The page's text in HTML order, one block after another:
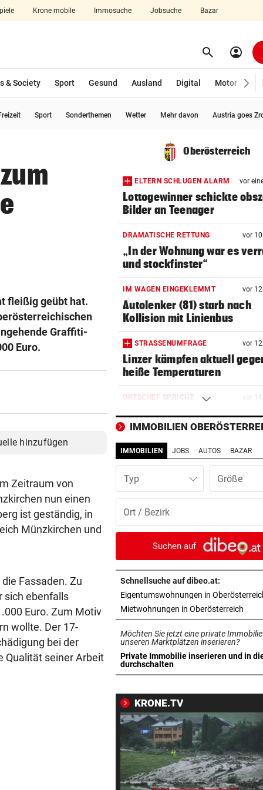
Krone mobile Immosuche Jobsuche Bazar
aufklappen search Suchen
account_circle
& Society Sport Gesund Ausland Digital Motor
Sport Sonderthemen Wetter Mehr davon Austria goes
fleißig geübt hat.
Graffiti-
Euro.
hinzufügen
Zeitraum von
nun einen
ist geständig, in
Münzkirchen und
Fassaden. Zu
sich ebenfalls
Euro. Zum Motiv
wollte. Der 17-
bei der
Qualität seiner Arbeit
Oberösterreich
ELTERN SCHLUGEN ALARM vor
Lottogewinner schickte
Bilder an Teenager
DRAMATISCHE RETTUNG vor
„In der Wohnung war es
und stockfinster“
IM WAGEN EINGEKLEMMT vor
Autolenker (81) starb nach
Kollision mit Linienbus
STRASSENUMFRAGE vor
Linzer kämpfen aktuell
heiße Temperaturen
ORTSCHEF SPRICHT vor
Was soll aus der ehemaligen
Konditorei werden?
LINZER KÜNSTLERIN: vor 15
Dem Plastikmüll werden
klingende Beats entlockt
vor
Reinkultur erleben
WOLLTE AUSWEICHEN vor
Alkolenker überschlug sich
wegen eines Hasen
TEENIE AUF ÜBERHOLSPUR vor 18
230 PS! 13-Jährige schrieb
Autocross Geschichte
PATIENTEN WOHLAUF
Herz-OP mit Roboter
BAUSTART IM OKTOBER vor 19
Jetzt ist fix, was am
entstehen wird
WEGEN AUTOREIFEN vor
IMMOBILIEN
IMMOBILIEN JOBS AUTOS BAZAR
Typ
Suchen auf
Schnellsuche auf dibeo.at:
Eigentumswohnungen in
Mietwohnungen in Oberösterreich
Möchten Sie jetzt eine private
unseren Marktplätzen inserieren?
Private Immobilie inserieren und in
durchschalten
in neuem Tab öffnen
KRONE.TV